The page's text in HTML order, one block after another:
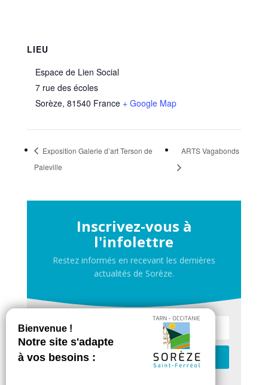
LIEU
Espace de Lien Social
7 rue des écoles
Sorèze, 81540 France + Google Map
Exposition Galerie d’art Terson de
Paleville
ARTS Vagabonds
Inscrivez-vous à
l'infolettre
Restez informés en recevant les dernières
actualités de Sorèze.
Je m'inscris